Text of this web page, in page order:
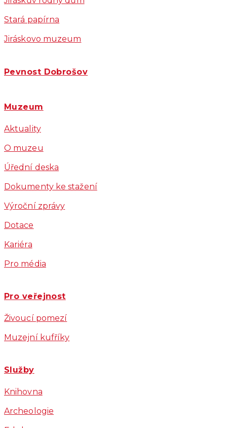
Stará papírna
Jiráskovo muzeum
Pevnost Dobrošov
Muzeum
Aktuality
O muzeu
Úřední deska
Dokumenty ke stažení
Výroční zprávy
Dotace
Kariéra
Pro média
Pro veřejnost
Živoucí pomezí
Muzejní kufříky
Služby
Knihovna
Archeologie